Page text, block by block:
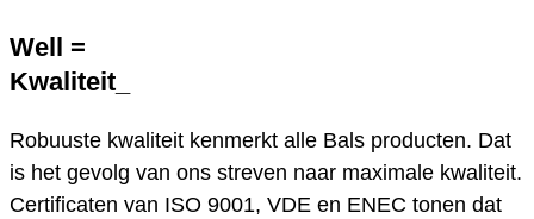
Well =
Kwaliteit
Robuuste kwaliteit kenmerkt alle Bals producten. Dat
is het gevolg van ons streven naar maximale kwaliteit.
Certificaten van ISO 9001, VDE en ENEC tonen dat